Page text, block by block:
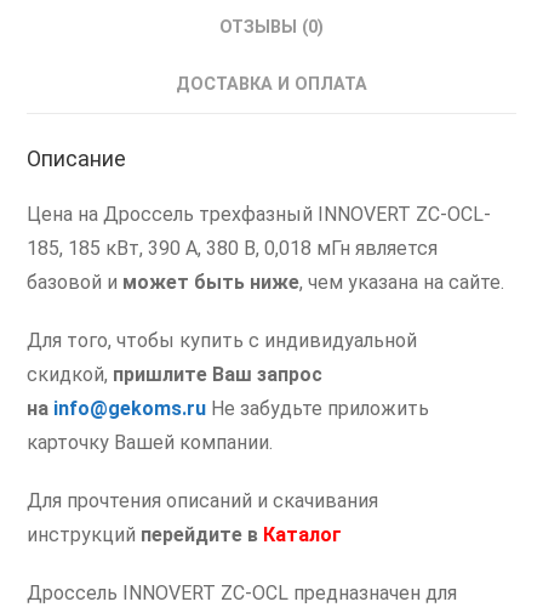
ОТЗЫВЫ (0)
ДОСТАВКА И ОПЛАТА
Описание
Цена на Дроссель трехфазный INNOVERT ZC-OCL-
185, 185 кВт, 390 А, 380 В, 0,018 мГн является
базовой и может быть ниже, чем указана на сайте.
Для того, чтобы купить с индивидуальной
скидкой, пришлите Ваш запрос
на info@gekoms.ru Не забудьте приложить
карточку Вашей компании.
Для прочтения описаний и скачивания
инструкций перейдите в Каталог
Дроссель INNOVERT ZC-OCL предназначен для